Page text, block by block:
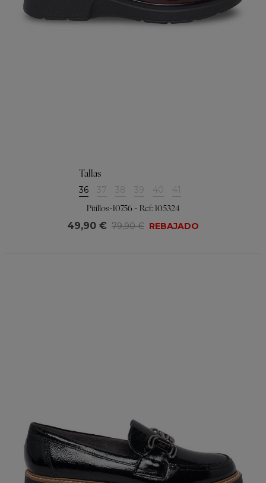
Tallas
36 37 38 39 40 41
Pitillos-10756 - Ref: 105324
49,90 € 79,90 € REBAJADO